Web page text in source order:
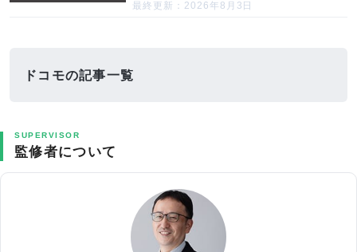
最終更新：2026年8月3日
ドコモの記事一覧
SUPERVISOR
監修者について